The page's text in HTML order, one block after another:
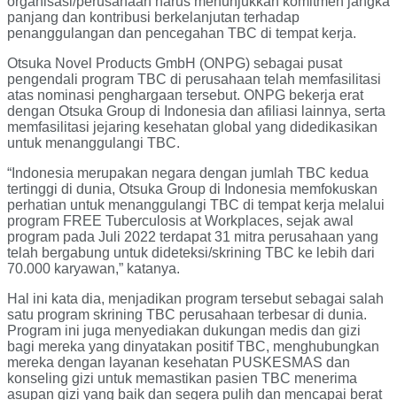
panjang dan kontribusi berkelanjutan terhadap
penanggulangan dan pencegahan TBC di tempat kerja.
Otsuka Novel Products GmbH (ONPG) sebagai pusat
pengendali program TBC di perusahaan telah memfasilitasi
atas nominasi penghargaan tersebut. ONPG bekerja erat
dengan Otsuka Group di Indonesia dan afiliasi lainnya, serta
memfasilitasi jejaring kesehatan global yang didedikasikan
untuk menanggulangi TBC.
“Indonesia merupakan negara dengan jumlah TBC kedua
tertinggi di dunia, Otsuka Group di Indonesia memfokuskan
perhatian untuk menanggulangi TBC di tempat kerja melalui
program FREE Tuberculosis at Workplaces, sejak awal
program pada Juli 2022 terdapat 31 mitra perusahaan yang
telah bergabung untuk dideteksi/skrining TBC ke lebih dari
70.000 karyawan,” katanya.
Hal ini kata dia, menjadikan program tersebut sebagai salah
satu program skrining TBC perusahaan terbesar di dunia.
Program ini juga menyediakan dukungan medis dan gizi
bagi mereka yang dinyatakan positif TBC, menghubungkan
mereka dengan layanan kesehatan PUSKESMAS dan
konseling gizi untuk memastikan pasien TBC menerima
asupan gizi yang baik dan segera pulih dan mencapai berat